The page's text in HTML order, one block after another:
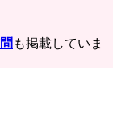
も掲載していま